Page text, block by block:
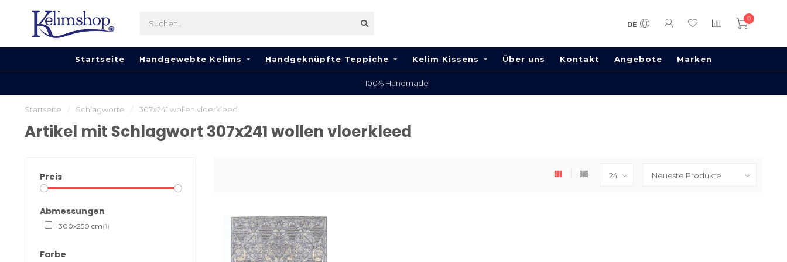
DE
0
Startseite Handgewebte Kelims Handgeknüpfte Teppiche Kelim Kissens Über uns Kontakt Angebote Marken
100% Handmade
Startseite Schlagworte 307x241 wollen vloerkleed
Artikel mit Schlagwort 307x241 wollen vloerkleed
Preis
Abmessungen
300x250 cm(1)
Farbe